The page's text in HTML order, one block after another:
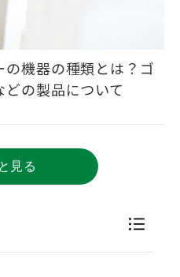
機器の種類とは？ゴ
の製品について
見る